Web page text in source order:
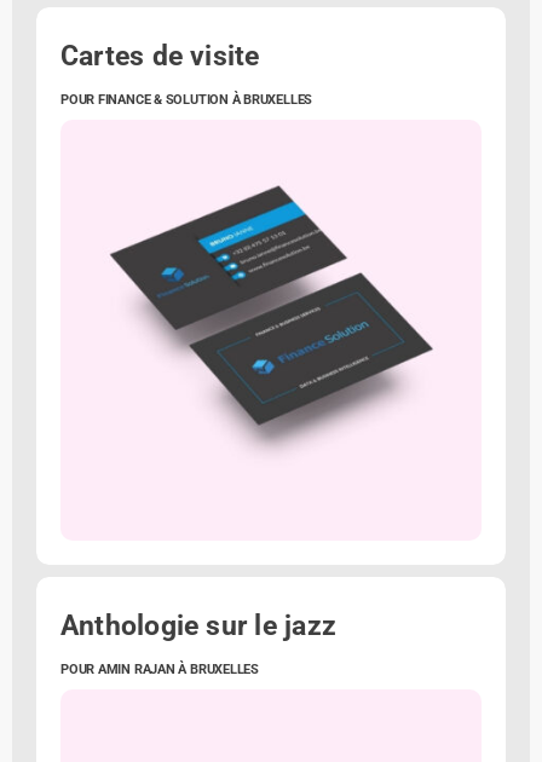
Cartes de visite
POUR FINANCE & SOLUTION À BRUXELLES
Anthologie sur le jazz
POUR AMIN RAJAN À BRUXELLES